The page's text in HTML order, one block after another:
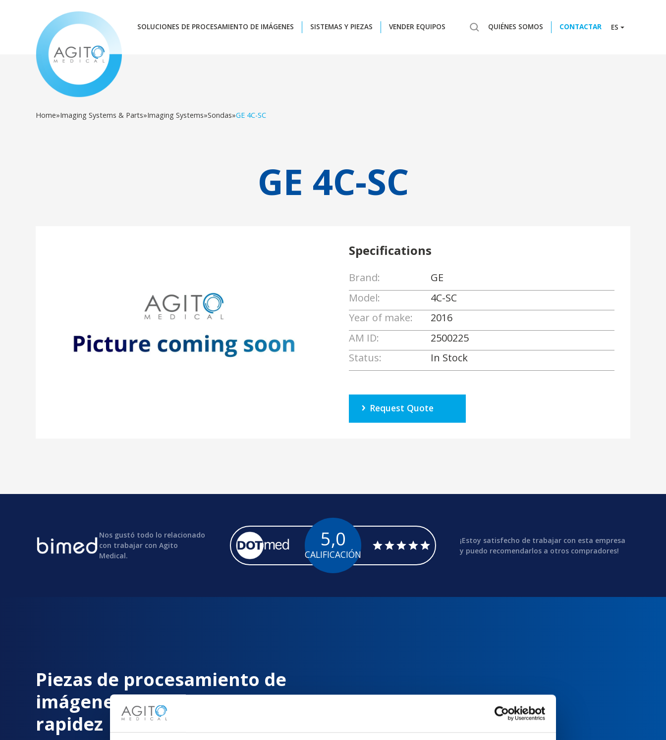
SOLUCIONES DE PROCESAMIENTO DE IMÁGENES SISTEMAS Y PIEZAS VENDER EQUIPOS QUIÉNES SOMOS CONTACTAR ES
Home»Imaging Systems & Parts»Imaging Systems»Sondas»GE 4C-SC
GE 4C-SC
Specifications
Brand:
GE
Model:
4C-SC
Year of make:
2016
AM ID:
2500225
Status:
In Stock
Request Quote
Nos gustó todo lo relacionado
con trabajar con Agito
Medical.
5,0
CALIFICACIÓN
¡Estoy satisfecho de trabajar con esta empresa
y puedo recomendarlos a otros compradores!
Piezas de procesamiento de
imágenes entregadas con
rapidez